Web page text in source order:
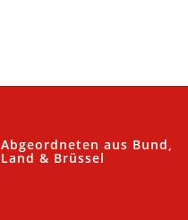
Abgeordneten aus Bund,
Land & Brüssel